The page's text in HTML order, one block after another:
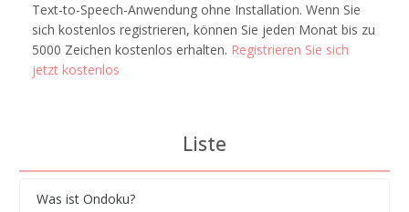
Text-to-Speech-Anwendung ohne Installation. Wenn Sie
sich kostenlos registrieren, können Sie jeden Monat bis zu
5000 Zeichen kostenlos erhalten. Registrieren Sie sich
jetzt kostenlos
Liste
Was ist Ondoku?